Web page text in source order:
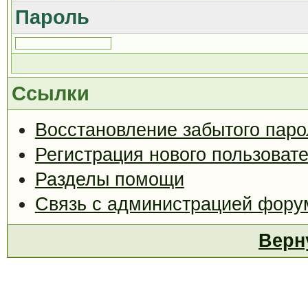
Пароль
Ссылки
Восстановление забытого
Регистрация нового
Разделы помощи
Связь с администрацией